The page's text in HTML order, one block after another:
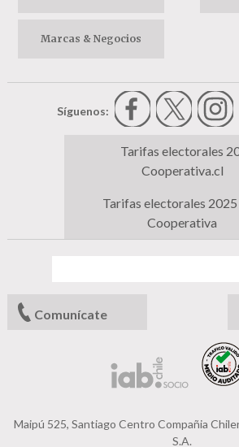
Marcas & Negocios
Síguenos:
Tarifas electorales
Cooperativa.cl
Tarifas electorales 2025
Cooperativa
Comunícate
Maipú 525, Santiago Centro Compañia
S.A.